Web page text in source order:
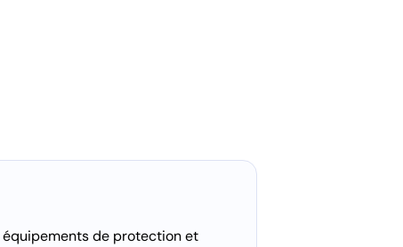
équipements de protection et